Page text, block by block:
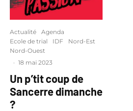
Actualité
Agenda
Ecole de trial
IDF
Nord-Est
Nord-Ouest
· 18 mai 2023
Un p’tit coup de
Sancerre dimanche
?